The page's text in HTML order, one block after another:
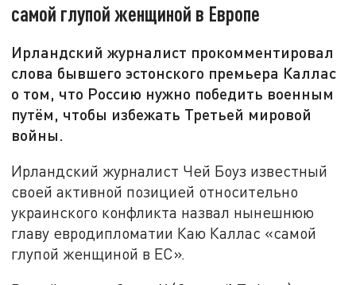
самой глупой женщиной в Европе
Ирландский журналист прокомментировал
слова бывшего эстонского премьера Каллас
о том, что Россию нужно победить военным
путём, чтобы избежать Третьей мировой
войны.
Ирландский журналист Чей Боуз известный
своей активной позицией относительно
украинского конфликта назвал нынешнюю
главу евродипломатии Каю Каллас «самой
глупой женщиной в ЕС».